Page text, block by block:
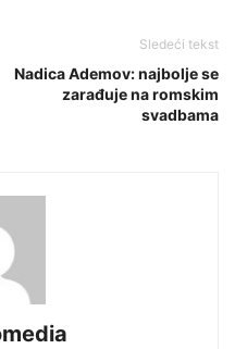
Sledeći tekst
Nadica Ademov: najbolje se
zarađuje na romskim
svadbama